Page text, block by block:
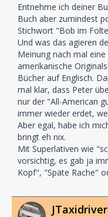
Entnehme ich deiner
Buch aber zumindest
Stichwort "Bob im
Und was das agieren
Meinung nach mal
amerikanische
Bücher auf Englisch.
mal klar, dass Peter
nur der "All-American
immer wieder erdet,
Aber egal, habe ich
bringt eh nix.
Mit Superlativen wie
vorsichtig, es gab ja
Kopf", "Späte Rache"
JTaxidriver